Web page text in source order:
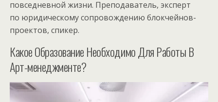
повседневной жизни. Преподаватель, эксперт
по юридическому сопровождению блокчейнов-
проектов, спикер.
Какое Образование Необходимо Для Работы В
Арт-менеджменте?